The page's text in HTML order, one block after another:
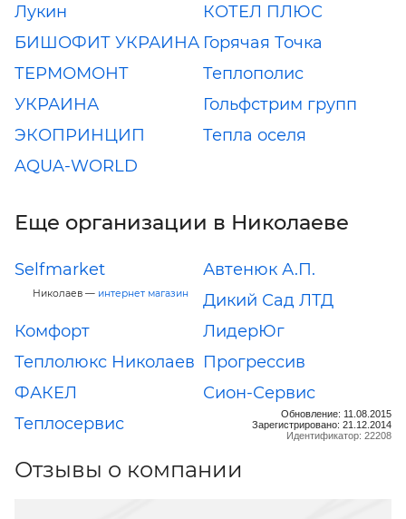
Лукин
КОТЕЛ ПЛЮС
БИШОФИТ УКРАИНА Горячая Точка
ТЕРМОМОНТ
УКРАИНА
Теплополис
Гольфстрим групп
ЭКОПРИНЦИП
Тепла оселя
AQUA-WORLD
Еще организации в Николаеве
Selfmarket
Николаев — интернет магазин
Автенюк А.П.
Дикий Сад ЛТД
Комфорт
ЛидерЮг
Теплолюкс Николаев Прогрессив
ФАКЕЛ
Сион-Сервис
Теплосервис
Обновление: 11.08.2015
Зарегистрировано: 21.12.2014
Идентификатор: 22208
Отзывы о компании